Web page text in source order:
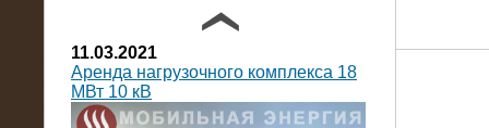
11.03.2021
Аренда нагрузочного комплекса 18
МВт 10 кВ